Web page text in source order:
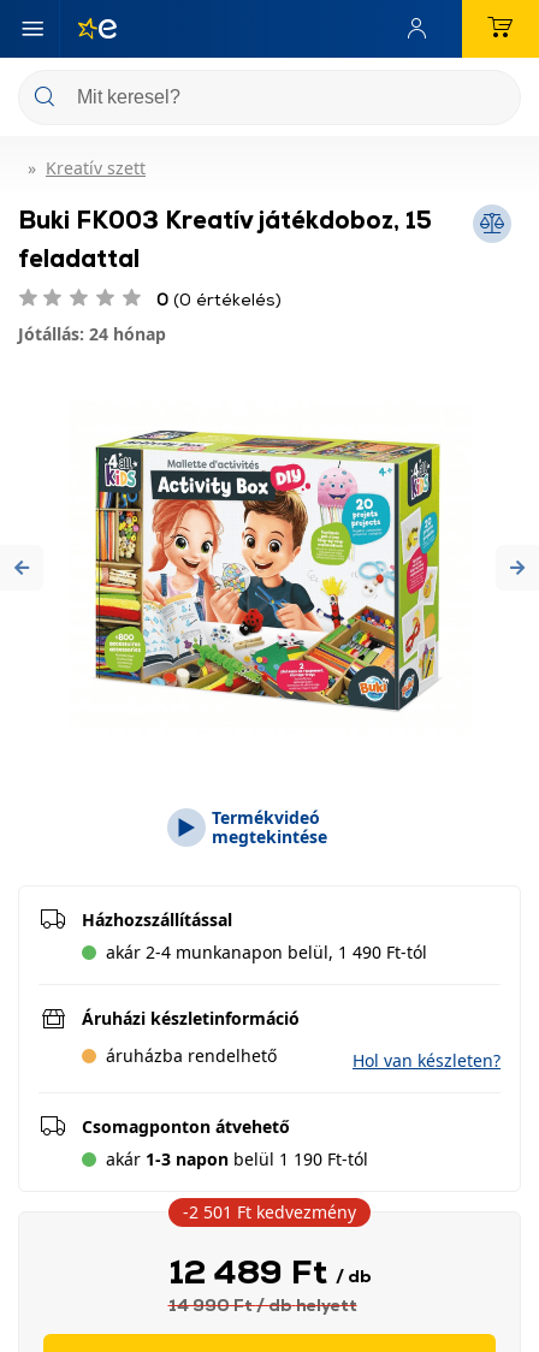
Kreatív szett
Buki FK003 Kreatív játékdoboz, 15
feladattal
0 (0 értékelés)
Jótállás: 24 hónap
Previous
Termékvideó
megtekintése
Házhozszállítással
akár 2-4 munkanapon belül, 1 490 Ft-tól
Áruházi készletinformáció
áruházba rendelhető
Hol van készleten?
Csomagponton átvehető
akár 1-3 napon belül 1 190 Ft-tól
12 489 Ft / db
14 990 Ft/ dbhelyett
-2 501 Ft kedvezmény